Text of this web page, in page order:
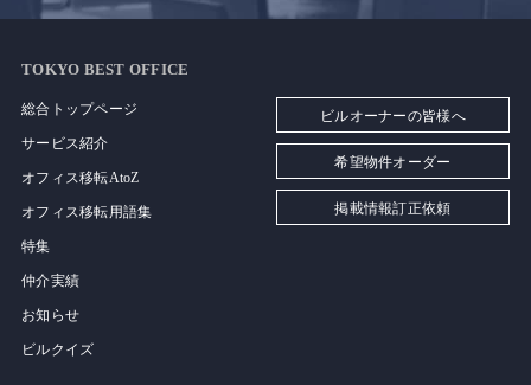
TOKYO BEST OFFICE
総合トップページ
サービス紹介
オフィス移転AtoZ
オフィス移転用語集
特集
仲介実績
お知らせ
ビルクイズ
ビルオーナーの皆様へ
希望物件オーダー
掲載情報訂正依頼